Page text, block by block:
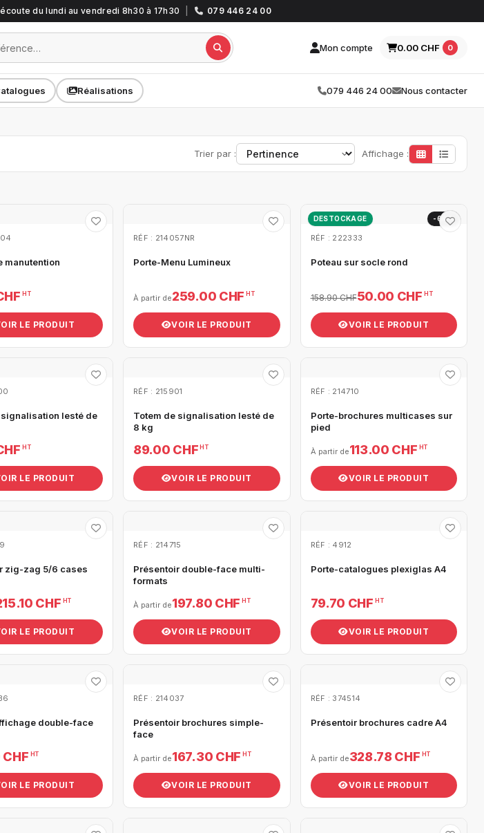
du lundi au vendredi 8h30 à 17h30 079 446 24 00
Mon compte 0.00 CHF 0
Réalisations 079 446 24 00 Nous contacter
Trier par : Affichage :
manutention
HT
LE PRODUIT
RÉF : 214057NR
Porte-Menu Lumineux
À partir de259.00 CHF HT
VOIR LE PRODUIT
DESTOCKAGE -69%
RÉF : 222333
Poteau sur socle rond
158.90 CHF50.00 CHF HT
VOIR LE PRODUIT
signalisation lesté de
HT
LE PRODUIT
RÉF : 215901
Totem de signalisation lesté de
8 kg
89.00 CHF HT
VOIR LE PRODUIT
RÉF : 214710
Porte-brochures multicases sur
pied
À partir de113.00 CHF HT
VOIR LE PRODUIT
zig-zag 5/6 cases
CHF HT
LE PRODUIT
RÉF : 214715
Présentoir double-face multi-
formats
À partir de197.80 CHF HT
VOIR LE PRODUIT
RÉF : 4912
Porte-catalogues plexiglas A4
79.70 CHF HT
VOIR LE PRODUIT
double-face
HT
LE PRODUIT
RÉF : 214037
Présentoir brochures simple-
face
À partir de167.30 CHF HT
VOIR LE PRODUIT
RÉF : 374514
Présentoir brochures cadre A4
À partir de328.78 CHF HT
VOIR LE PRODUIT